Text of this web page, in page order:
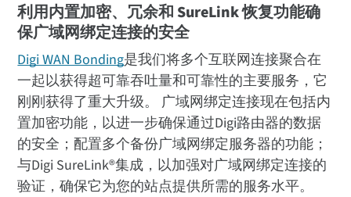
利用内置加密、冗余和 SureLink 恢复功能确
保广域网绑定连接的安全
Digi WAN Bonding是我们将多个互联网连接聚合在
一起以获得超可靠吞吐量和可靠性的主要服务，它
刚刚获得了重大升级。 广域网绑定连接现在包括内
置加密功能，以进一步确保通过Digi路由器的数据
的安全；配置多个备份广域网绑定服务器的功能；
与Digi SureLink®集成，以加强对广域网绑定连接的
验证，确保它为您的站点提供所需的服务水平。